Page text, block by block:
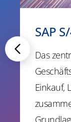
SAP
Das
Einkauf,